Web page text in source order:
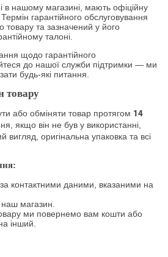
в нашому магазині, мають офіційну
гарантійного обслуговування
товару та зазначений у його
талоні.
щодо гарантійного
до нашої служби підтримки — ми
будь-які питання.
товару
або обміняти товар протягом 14
якщо він не був у використанні,
вигляд, оригінальна упаковка та всі
за контактними даними, вказаними на
магазин.
ми повернемо вам кошти або
інший.